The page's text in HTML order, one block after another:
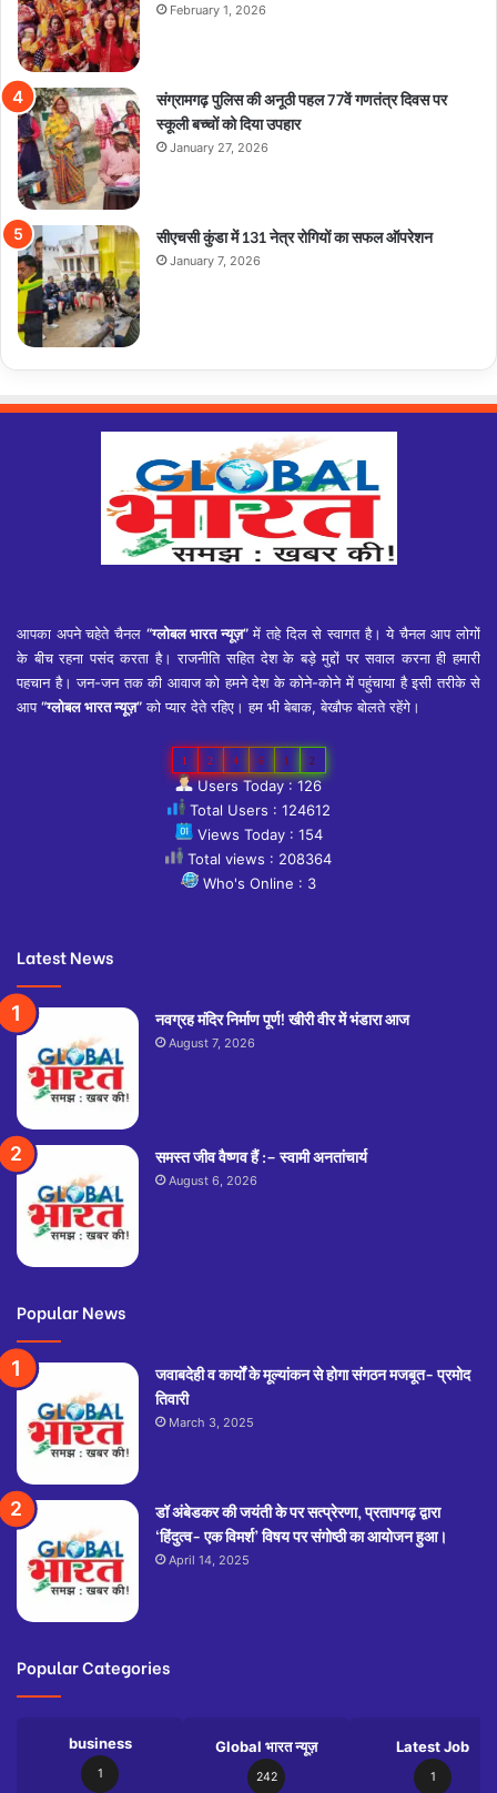
February 1, 2026
संग्रामगढ़ पुलिस की अनूठी पहल 77वें गणतंत्र दिवस पर
स्कूली बच्चों को दिया उपहार
January 27, 2026
सीएचसी कुंडा में 131 नेत्र रोगियों का सफल ऑपरेशन
January 7, 2026
आपका अपने चहेते चैनल “ग्लोबल भारत न्यूज़”में तहे दिल से स्वागत है। ये चैनल आप लोगों
के बीच रहना पसंद करता है। राजनीति सहित देश के बड़े मुद्दों पर सवाल करना ही हमारी
पहचान है। जन-जन तक की आवाज को हमने देश के कोने-कोने में पहुंचाया है इसी तरीके से
आप“ग्लोबल भारत न्यूज़”को प्यार देते रहिए। हम भी बेबाक, बेखौफ बोलते रहेंगे।
1 2 4 6 1 2
Users Today : 126
Total Users : 124612
Views Today : 154
Total views : 208364
Who's Online : 3
Latest News
नवग्रह मंदिर निर्माण पूर्ण! खीरी वीर में भंडारा आज
August 7, 2026
समस्त जीव वैष्णव हैं :– स्वामी अनतांचार्य
August 6, 2026
Popular News
जवाबदेही व कार्यों के मूल्यांकन से होगा संगठन मजबूत- प्रमोद
तिवारी
March 3, 2025
डॉ अंबेडकर की जयंती के पर सत्प्रेरणा, प्रतापगढ़ द्वारा
‘हिंदुत्व- एक विमर्श’ विषय पर संगोष्ठी का आयोजन हुआ।
April 14, 2025
Popular Categories
business
1
Global भारत न्यूज़
242
Latest Job
1